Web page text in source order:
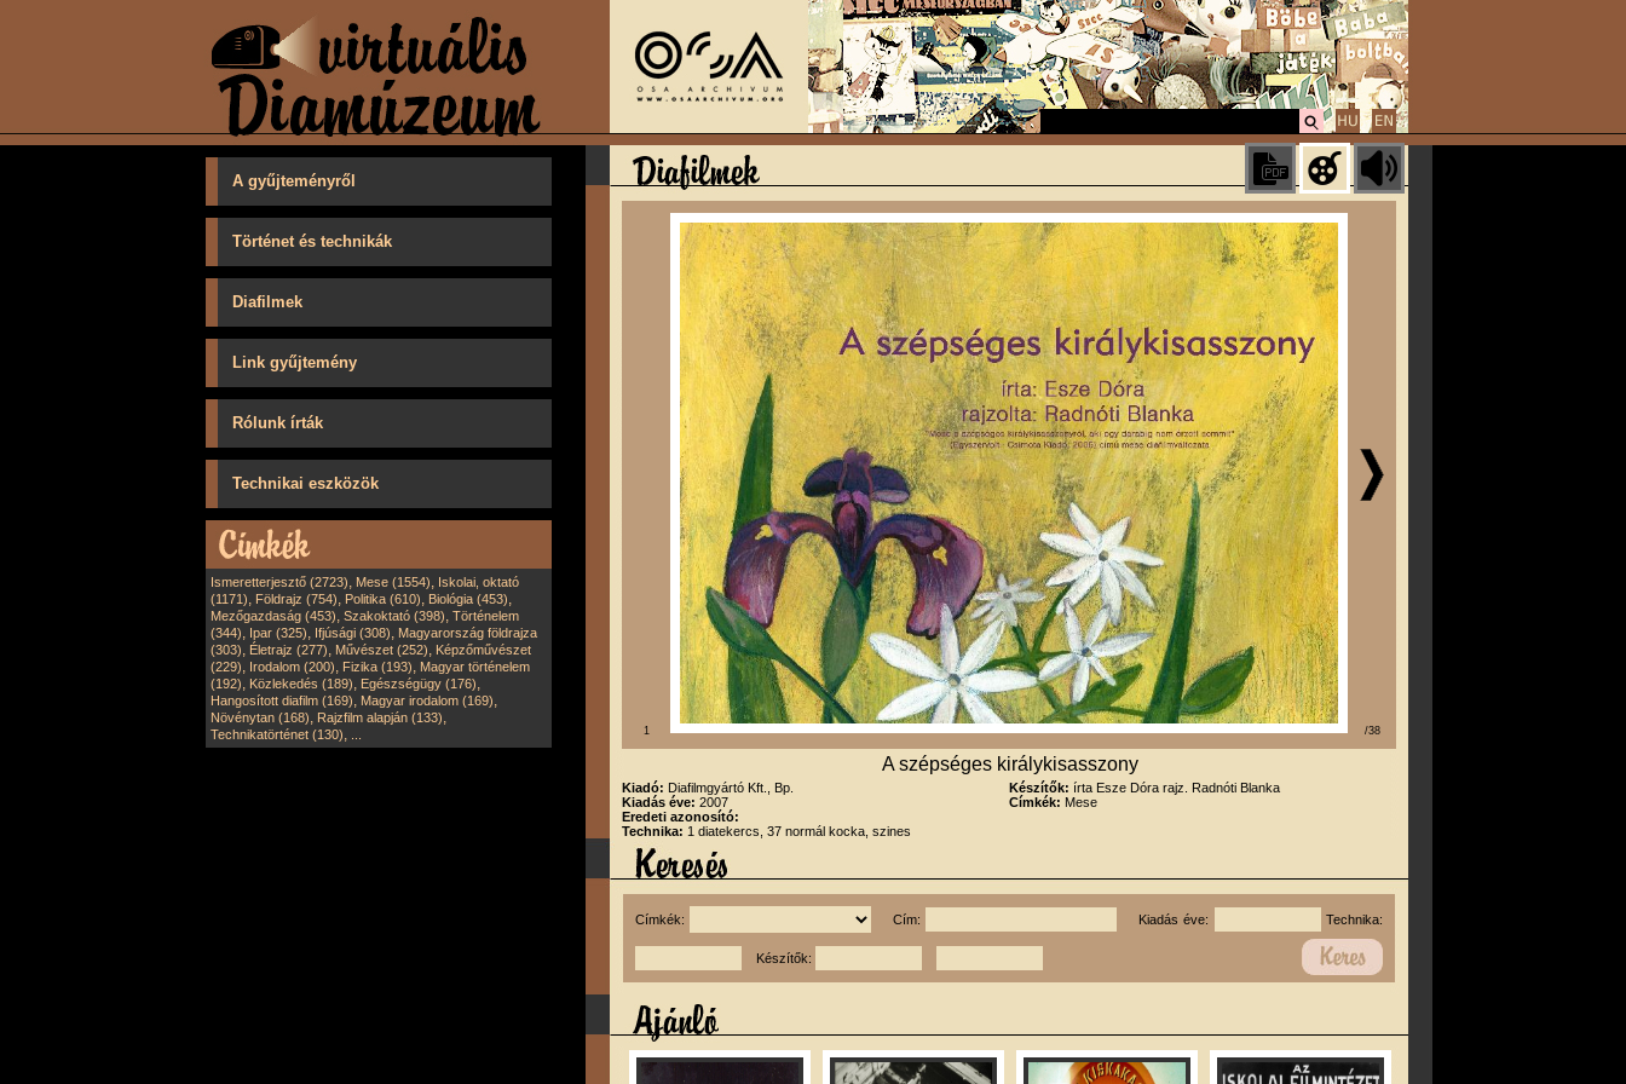
A gyűjteményről
Történet és technikák
Diafilmek
Link gyűjtemény
Rólunk írták
Technikai eszközök
Ismeretterjesztő (2723), Mese (1554), Iskolai, oktató
(1171), Földrajz (754), Politika (610), Biológia (453),
Mezőgazdaság (453), Szakoktató (398), Történelem
(344), Ipar (325), Ifjúsági (308), Magyarország földrajza
(303), Életrajz (277), Művészet (252), Képzőművészet
(229), Irodalom (200), Fizika (193), Magyar történelem
(192), Közlekedés (189), Egészségügy (176),
Hangosított diafilm (169), Magyar irodalom (169),
Növénytan (168), Rajzfilm alapján (133),
Technikatörténet (130), 1 /38
A szépséges királykisasszony
Kiadó: Diafilmgyártó Kft., Bp.
Kiadás éve: 2007
Eredeti azonosító:
Technika: 1 diatekercs, 37 normál kocka, szines
Készítők: írta Esze Dóra rajz. Radnóti Blanka
Címkék: Mese
Címkék: Cím: Kiadás éve: Technika:
Készítők: